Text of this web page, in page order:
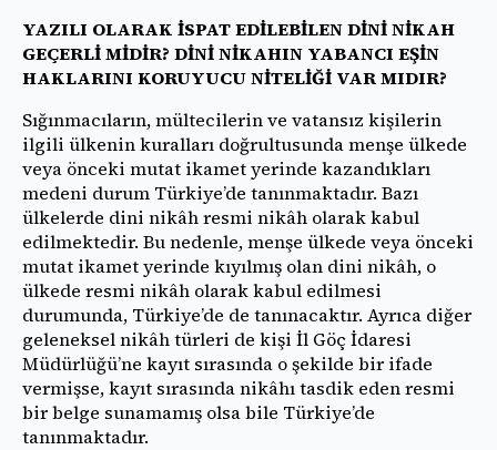
YAZILI OLARAK İSPAT EDİLEBİLEN DİNİ NİKAH
GEÇERLİ MİDİR? DİNİ NİKAHIN YABANCI EŞİN
HAKLARINI KORUYUCU NİTELİĞİ VAR MIDIR?
Sığınmacıların, mültecilerin ve vatansız kişilerin
ilgili ülkenin kuralları doğrultusunda menşe ülkede
veya önceki mutat ikamet yerinde kazandıkları
medeni durum Türkiye’de tanınmaktadır. Bazı
ülkelerde dini nikâh resmi nikâh olarak kabul
edilmektedir. Bu nedenle, menşe ülkede veya önceki
mutat ikamet yerinde kıyılmış olan dini nikâh, o
ülkede resmi nikâh olarak kabul edilmesi
durumunda, Türkiye’de de tanınacaktır. Ayrıca diğer
geleneksel nikâh türleri de kişi İl Göç İdaresi
Müdürlüğü’ne kayıt sırasında o şekilde bir ifade
vermişse, kayıt sırasında nikâhı tasdik eden resmi
bir belge sunamamış olsa bile Türkiye’de
tanınmaktadır.